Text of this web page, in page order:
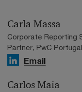
Carla Massa
Corporate Reporting
Partner, PwC Portugal
Email
Carlos Maia